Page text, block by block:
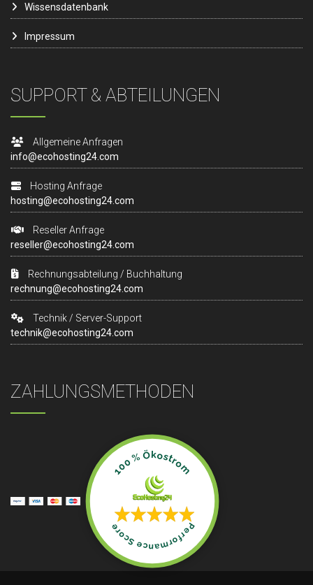
Wissensdatenbank
Impressum
SUPPORT & ABTEILUNGEN
Allgemeine Anfragen
info@ecohosting24.com
Hosting Anfrage
hosting@ecohosting24.com
Reseller Anfrage
reseller@ecohosting24.com
Rechnungsabteilung / Buchhaltung
rechnung@ecohosting24.com
Technik / Server-Support
technik@ecohosting24.com
ZAHLUNGSMETHODEN
100 % Ökostrom
Performance Score